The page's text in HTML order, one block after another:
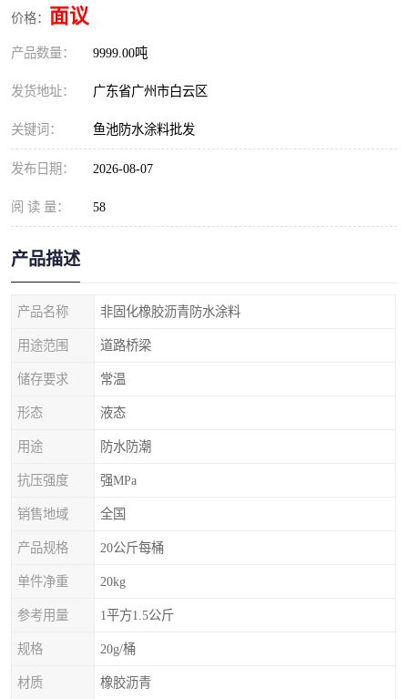
价格： 面议
产品数量： 9999.00吨
发货地址： 广东省广州市白云区
关键词： 鱼池防水涂料批发
发布日期： 2026-08-07
阅 读 量： 58
产品描述
产品名称 非固化橡胶沥青防水涂料
用途范围 道路桥梁
储存要求 常温
形态 液态
用途 防水防潮
抗压强度 强MPa
销售地域 全国
产品规格 20公斤每桶
单件净重 20kg
参考用量 1平方1.5公斤
规格 20g/桶
材质 橡胶沥青